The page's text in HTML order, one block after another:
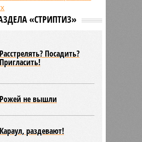
осенью примет
правилах приёма на
«СТРИПТИЗ»
Расстрелять? Посадить?
Пригласить!
Рожей не вышли
Караул, раздевают!